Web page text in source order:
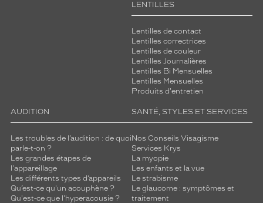
LENTILLES
Lentilles de contact
Lentilles correctrices
Lentilles de couleur
Lentilles Journalières
Lentilles Bi Mensuelles
Lentilles Mensuelles
Produits d'entretien
AUDITION
Les troubles de l’audition : de quoi
parle-t-on ?
Les grandes étapes de
l'appareillage
Les différents types d’appareils
Qu’est-ce qu'un acouphène ?
Qu'est-ce que l'hyperacousie ?
SANTÉ, STYLES ET SERVICES
Nos Conseils Visagisme
Services Krys
La myopie
Les enfants et la vue
Le strabisme
Le glaucome : symptômes et
traitement